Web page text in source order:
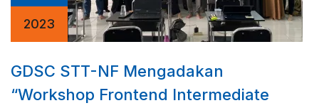
2023
GDSC STT-NF Mengadakan
“Workshop Frontend Intermediate